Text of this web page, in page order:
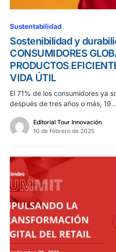
Sustentabilidad
Sostenibilidad y
CONSUMIDORES
PRODUCTOS
VIDA ÚTIL
El 71% de los consumidores ya
después de tres años o más, 19…
Editorial Tour Innovación
10 de febrero de 2025